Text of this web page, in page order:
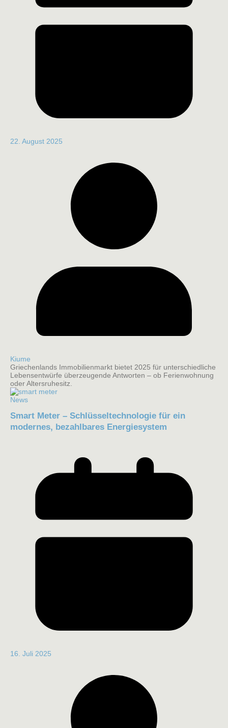
22. August 2025
Kiume
Griechenlands Immobilienmarkt bietet 2025 für unterschiedliche
Lebensentwürfe überzeugende Antworten – ob Ferienwohnung
oder Altersruhesitz.
News
Smart Meter – Schlüsseltechnologie für ein
modernes, bezahlbares Energiesystem
16. Juli 2025